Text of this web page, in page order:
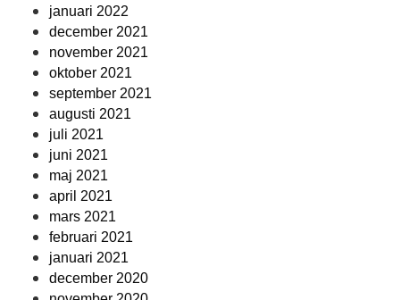
januari 2022
december 2021
november 2021
oktober 2021
september 2021
augusti 2021
juli 2021
juni 2021
maj 2021
april 2021
mars 2021
februari 2021
januari 2021
december 2020